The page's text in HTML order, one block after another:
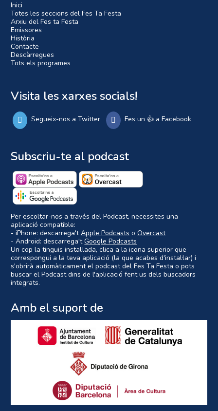
Inici
Totes les seccions del Fes Ta Festa
Arxiu del Fes ta Festa
Emissores
Història
Contacte
Descàrregues
Tots els programes
Visita les xarxes socials!
Segueix-nos a Twitter Fes un 👍 a Facebook
Subscriu-te al podcast
Per escoltar-nos a través del Podcast, necessites una
aplicació compatible:
- iPhone: descarrega'tApple Podcasts oOvercast
- Android: descarrega'tGoogle Podcasts
Un cop la tinguis instal·lada, clica a la icona superior que
correspongui a la teva aplicació (la que acabes d'instal·lar) i
s'obrirà automàticament el podcast del Fes Ta Festa o pots
buscar el Podcast dins de l'aplicació fent us dels buscadors
integrats.
Amb el suport de